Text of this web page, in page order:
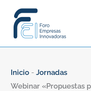
contenido
Inicio -Jornadas
Webinar «Propuestas